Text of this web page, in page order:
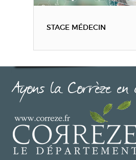
STAGE MÉDECIN
Ayons la Corrèze en